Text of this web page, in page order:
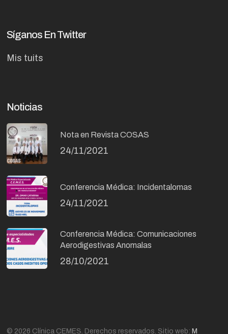
Síganos En Twitter
Mis tuits
Noticias
Nota en Revista COSAS
24/11/2021
Conferencia Médica: Incidentalomas
24/11/2021
Conferencia Médica: Comunicaciones
Aerodigestivas Anomalas
28/10/2021
© 2026 Clínica CEMES. Derechos reservados. Sitio web: M